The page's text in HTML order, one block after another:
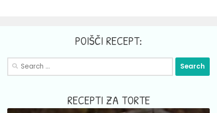
POIŠČI RECEPT:
Search
RECEPTI ZA TORTE